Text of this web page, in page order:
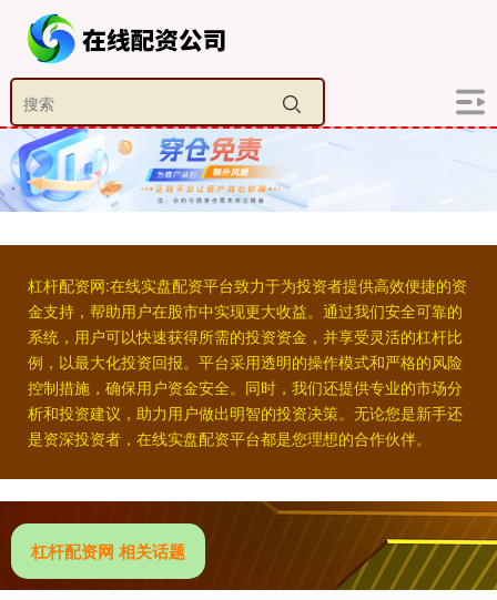
杠杆配资网:在线实盘配资平台致力于为投资者提供高效便捷的资
金支持，帮助用户在股市中实现更大收益。通过我们安全可靠的
系统，用户可以快速获得所需的投资资金，并享受灵活的杠杆比
例，以最大化投资回报。平台采用透明的操作模式和严格的风险
控制措施，确保用户资金安全。同时，我们还提供专业的市场分
析和投资建议，助力用户做出明智的投资决策。无论您是新手还
是资深投资者，在线实盘配资平台都是您理想的合作伙伴。
杠杆配资网 相关话题